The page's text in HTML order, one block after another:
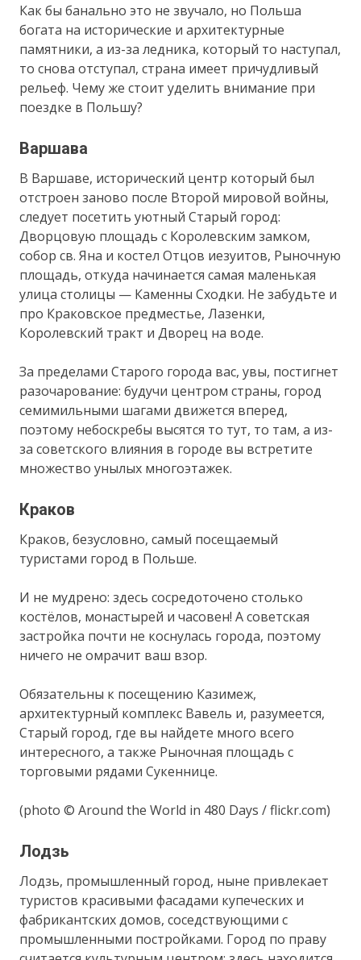
Как бы банально это не звучало, но Польша
богата на исторические и архитектурные
памятники, а из-за ледника, который то наступал,
то снова отступал, страна имеет причудливый
рельеф. Чему же стоит уделить внимание при
поездке в Польшу?
Варшава
В Варшаве, исторический центр который был
отстроен заново после Второй мировой войны,
следует посетить уютный Старый город:
Дворцовую площадь с Королевским замком,
собор св. Яна и костел Отцов иезуитов, Рыночную
площадь, откуда начинается самая маленькая
улица столицы — Каменны Сходки. Не забудьте и
про Краковское предместье, Лазенки,
Королевский тракт и Дворец на воде.
За пределами Старого города вас, увы, постигнет
разочарование: будучи центром страны, город
семимильными шагами движется вперед,
поэтому небоскребы высятся то тут, то там, а из-
за советского влияния в городе вы встретите
множество унылых многоэтажек.
Краков
Краков, безусловно, самый посещаемый
туристами город в Польше.
И не мудрено: здесь сосредоточено столько
костёлов, монастырей и часовен! А советская
застройка почти не коснулась города, поэтому
ничего не омрачит ваш взор.
Обязательны к посещению Казимеж,
архитектурный комплекс Вавель и, разумеется,
Старый город, где вы найдете много всего
интересного, а также Рыночная площадь с
торговыми рядами Сукеннице.
(photo © Around the World in 480 Days / flickr.com)
Лодзь
Лодзь, промышленный город, ныне привлекает
туристов красивыми фасадами купеческих и
фабрикантских домов, соседствующими с
промышленными постройками. Город по праву